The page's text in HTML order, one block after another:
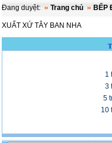
Đang duyệt: Trang chủ BẾP
XUẤT XỨ TÂY BAN NHA
1
3
5
10